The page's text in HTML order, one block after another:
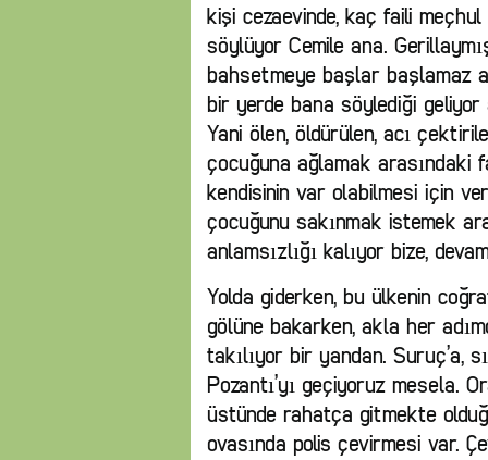
kişi cezaevinde, kaç faili
söylüyor Cemile ana.
bahsetmeye başlar başlamaz
bir yerde bana söylediği geliyor
Yani ölen, öldürülen, acı
çocuğuna ağlamak arasındaki
kendisinin var olabilmesi için
çocuğunu sakınmak istemek
anlamsızlığı kalıyor bize,
Yolda giderken, bu ülkenin
gölüne bakarken, akla her
takılıyor bir yandan. Suruç’a,
Pozantı’yı geçiyoruz mesela.
üstünde rahatça gitmekte
ovasında polis çevirmesi var.